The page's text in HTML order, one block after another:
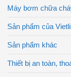
Máy bơm chữa
Sản phẩm của
Sản phẩm khác
Thiết bị an toàn,